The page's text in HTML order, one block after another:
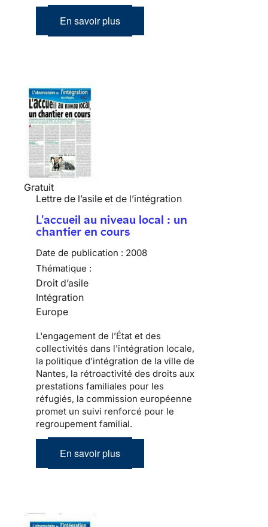
En savoir plus
Gratuit
Lettre de l’asile et de l’intégration
L'accueil au niveau local : un
chantier en cours
Date de publication : 2008
Thématique :
Droit d’asile
Intégration
Europe
L'engagement de l’État et des
collectivités dans l'intégration locale,
la politique d'intégration de la ville de
Nantes, la rétroactivité des droits aux
prestations familiales pour les
réfugiés, la commission européenne
promet un suivi renforcé pour le
regroupement familial.
En savoir plus